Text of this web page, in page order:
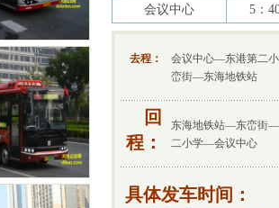
会议中心
5：
去程：
会议中心—东港第二
峦街—东海地铁站
回
程：
东海地铁站—东峦街
二小学—会议中心
具体发车时间：